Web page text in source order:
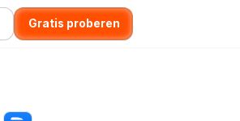
Gratis proberen